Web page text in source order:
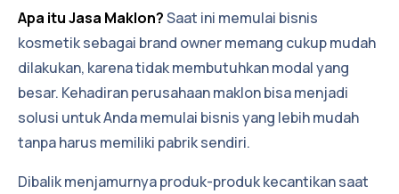
Apa itu Jasa Maklon?Saat ini memulai bisnis
kosmetik sebagai brand owner memang cukup mudah
dilakukan, karena tidak membutuhkan modal yang
besar. Kehadiran perusahaan maklon bisa menjadi
solusi untuk Anda memulai bisnis yang lebih mudah
tanpa harus memiliki pabrik sendiri.
Dibalik menjamurnya produk-produk kecantikan saat